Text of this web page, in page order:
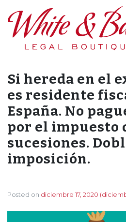
Main
Si hereda en el
es residente
España. No
por el impuesto
sucesiones.
imposición.
Posted on diciembre 17, 2020